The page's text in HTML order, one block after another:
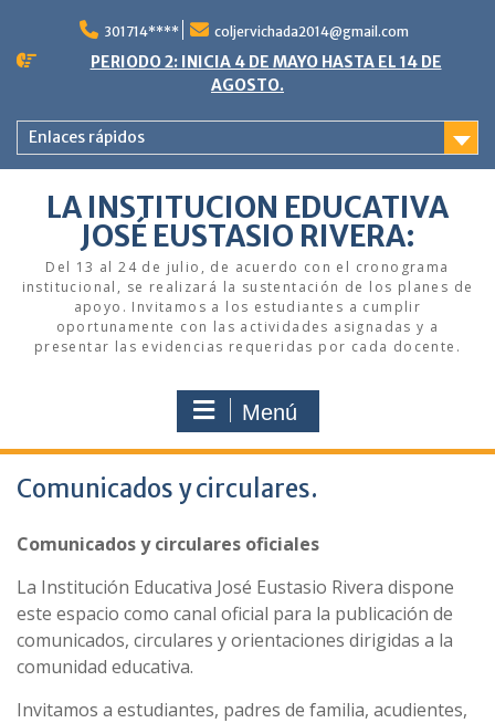
contenido
301714**** coljervichada2014@gmail.com
PERIODO 2: INICIA 4 DE MAYO HASTA EL 14 DE
AGOSTO.
Enlaces rápidos
LA INSTITUCION EDUCATIVA
JOSÉ EUSTASIO RIVERA:
Del 13 al 24 de julio, de acuerdo con el cronograma
institucional, se realizará la sustentación de los planes de
apoyo. Invitamos a los estudiantes a cumplir
oportunamente con las actividades asignadas y a
presentar las evidencias requeridas por cada docente.
Menú
Comunicados y circulares.
Comunicados y circulares oficiales
La Institución Educativa José Eustasio Rivera dispone
este espacio como canal oficial para la publicación de
comunicados, circulares y orientaciones dirigidas a la
comunidad educativa.
Invitamos a estudiantes, padres de familia, acudientes,